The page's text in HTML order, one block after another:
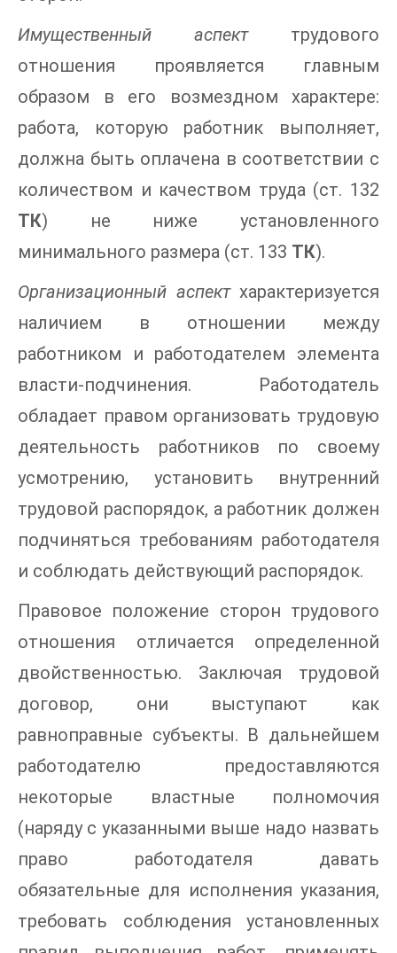
Имущественный аспекттрудового
отношения проявляется главным
образом в его возмездном характере:
работа, которую работник выполняет,
должна быть оплачена в соответствии с
количеством и качеством труда (ст. 132
ТК) не ниже установленного
минимального размера (ст. 133 ТК).
Организационный аспектхарактеризуется
наличием в отношении между
работником и работодателем элемента
власти-подчинения. Работодатель
обладает правом организовать трудовую
деятельность работников по своему
усмотрению, установить внутренний
трудовой распорядок, а работник должен
подчиняться требованиям работодателя
и соблюдать действующий распорядок.
Правовое положение сторон трудового
отношения отличается определенной
двойственностью. Заключая трудовой
договор, они выступают как
равноправные субъекты. В дальнейшем
работодателю предоставляются
некоторые властные полномочия
(наряду с указанными выше надо назвать
право работодателя давать
обязательные для исполнения указания,
требовать соблюдения установленных